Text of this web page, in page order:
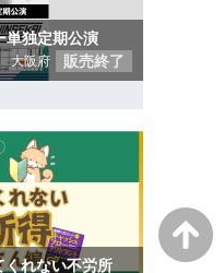
単独定期公演
大阪府 販売終了
くれない不労所